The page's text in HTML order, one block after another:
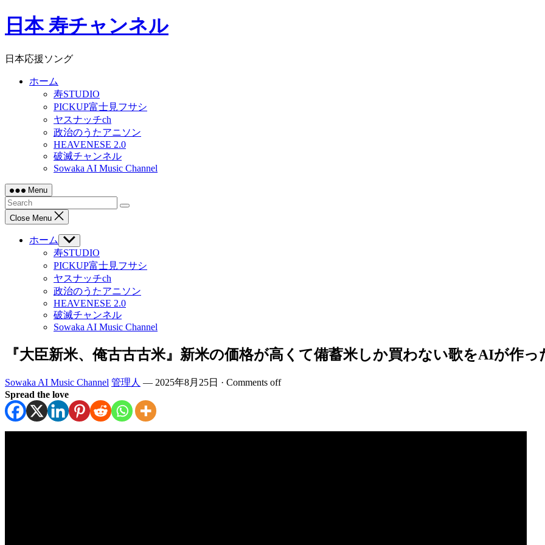
Skip
to日本 寿チャンネル
日本応援ソング
ホーム
寿STUDIO
PICKUP富士見フサシ
ヤスナッチch
政治のうたアニソン
HEAVENESE 2.0
破滅チャンネル
Sowaka AI Music Channel
Menu
Close Menu
ホーム
Show
sub
menu
寿STUDIO
PICKUP富士見フサシ
ヤスナッチch
政治のうたアニソン
HEAVENESE 2.0
破滅チャンネル
Sowaka AI Music Channel
『大臣新米、俺古古古米』新米の価格が高くて備蓄米しか買わない歌をAIが作っ
Sowaka AI Music Channel 管理人 — 2025年8月25日 · Comments off
Spread the love